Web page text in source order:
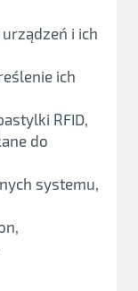
i ich
ich
RFID,
do
systemu,